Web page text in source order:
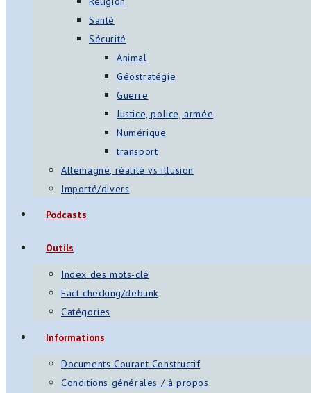
Santé
Sécurité
Animal
Géostratégie
Guerre
Justice, police, armée
Numérique
transport
Allemagne, réalité vs illusion
Importé/divers
Podcasts
Outils
Index des mots-clé
Fact checking/debunk
Catégories
Informations
Documents Courant Constructif
Conditions générales / à propos